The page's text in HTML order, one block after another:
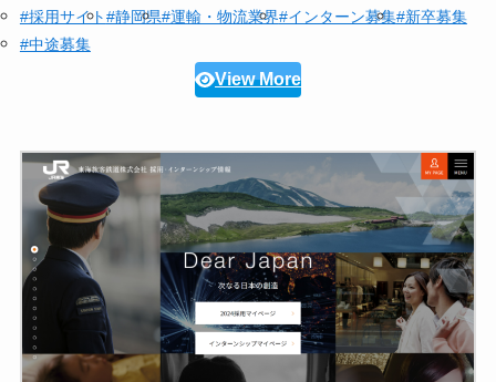
#採用サイト#静岡県#運輸・物流業界#インターン募集#新卒募集
#中途募集
View More